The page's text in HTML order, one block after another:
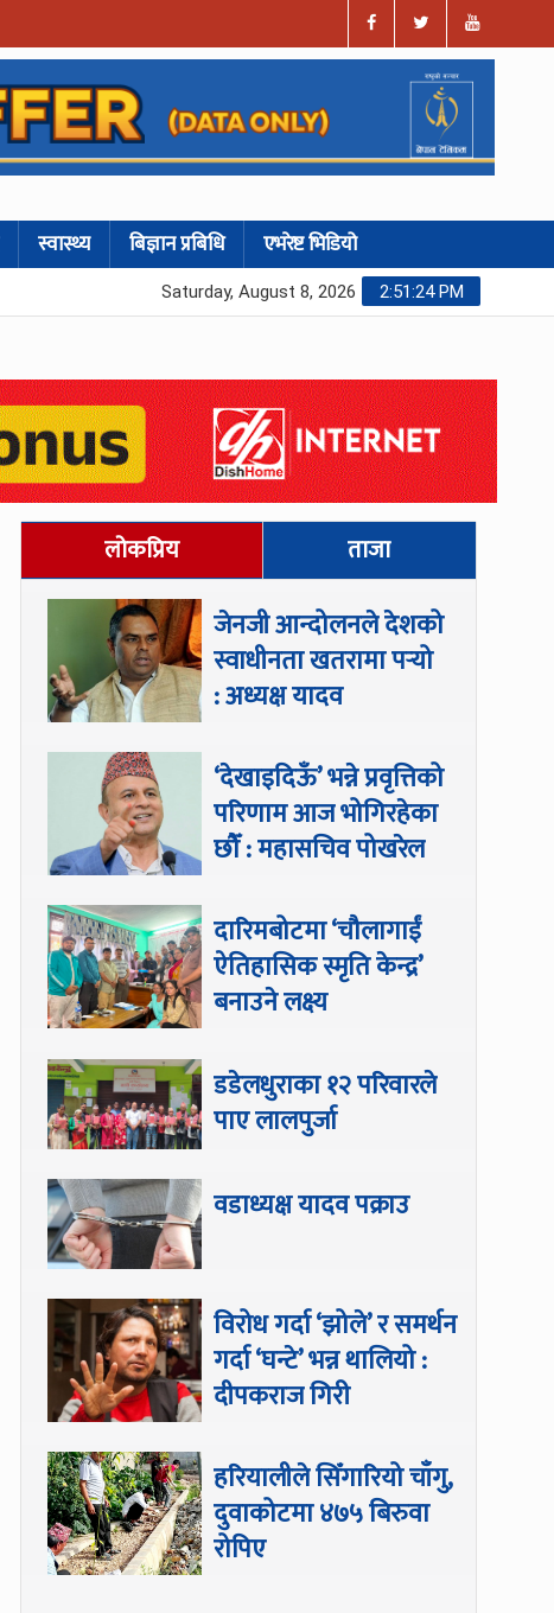
स्वास्थ्य बिज्ञान प्रबिधि एभरेष्ट भिडियो
2:51:25 PM
Saturday, August 8, 2026
लोकप्रिय ताजा
जेनजी आन्दोलनले देशको
स्वाधीनता खतरामा पर्‍यो
: अध्यक्ष यादव
‘देखाइदिऊँ’ भन्ने प्रवृत्तिको
परिणाम आज भोगिरहेका
छौँ : महासचिव पोखरेल
दारिमबोटमा ‘चौलागाईं
ऐतिहासिक स्मृति केन्द्र’
बनाउने लक्ष्य
डडेलधुराका १२ परिवारले
पाए लालपुर्जा
वडाध्यक्ष यादव पक्राउ
विरोध गर्दा ‘झोले’ र समर्थन
गर्दा ‘घन्टे’ भन्न थालियो :
दीपकराज गिरी
हरियालीले सिँगारियो चाँगु,
दुवाकोटमा ४७५ बिरुवा
रोपिए